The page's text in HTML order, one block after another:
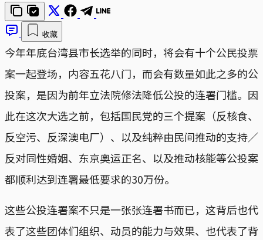
收藏
今年年底台湾县市长选举的同时，将会有十个公民投票
案一起登场，内容五花八门，而会有数量如此之多的公
投案，是因为前年立法院修法降低公投的连署门槛。因
此在这次大选之前，包括国民党的三个提案（反核食、
反空污、反深澳电厂）、以及纯粹由民间推动的支持／
反对同性婚姻、东京奥运正名、以及推动核能等公投案
都顺利达到连署最低要求的30万份。
这些公投连署案不只是一张张连署书而已，这背后也代
表了这些团体们组织、动员的能力与效果、也代表了背